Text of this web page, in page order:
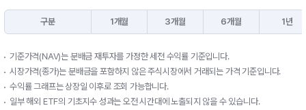
구분 1개월 3개월 6개월 1년
기준가격(NAV)는 분배금 재투자를 가정한 세전 수익률 기준입니다.
시장가격(종가)는 분배금을 포함하지 않은 주식시장에서 거래되는 가격 기준입니다.
수익률 그래프는 상장일 이후로 조회 가능합니다.
일부 해외 ETF의 기초지수 성과는 오전 시간대에 노출되지 않을 수 있습니다.